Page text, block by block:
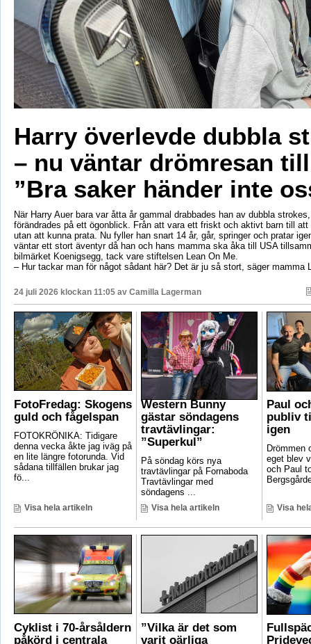
Harry överlevde dubbla
– nu väntar drömresan
”Bra saker händer inte
När Harry Auer bara var åtta år gammal drabbades han av dubbla
förändrades på ett ögonblick. Från att vara ett friskt och aktivt barn till
utan att kunna prata. Nu fyller han snart 14 år, går, springer och pratar
väntar ett stort äventyr då han och hans mamma ska åka till USA
bilmärket Koenigsegg, tack vare stiftelsen Lean On Me.
– Hur tackar man för något sådant här? Det är ju så stort, säger mamma
24 juli 2026 klockan 11:05 av Camilla Lagerman
FotoFredag: Skogens
guld och fågelspan
FOTOKRÖNIKA: Tidigare
denna vecka åkte jag iväg på
en lite längre fotorunda. Vid
sådana tillfällen brukar jag
fö...
Visa hela artikeln
Western Bunny
gästar söndagens
travtävlingar:
”Superkul”
På söndag körs nya
travtävlingar på Fornaboda
Travtävlingar med
söndagens ...
Visa hela artikeln
Paul
publiv
igen
Drömmen
eget blev
och Paul
Visa
Cyklist i 70-årsåldern
påkörd i centrala
”Vilka är det som
varit oärliga